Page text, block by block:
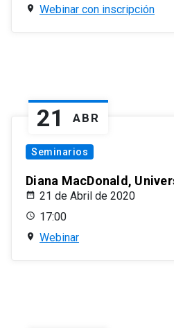
Webinar con inscripción
21 ABR
Seminarios
Diana MacDonald,
21 de Abril de 2020
17:00
Webinar